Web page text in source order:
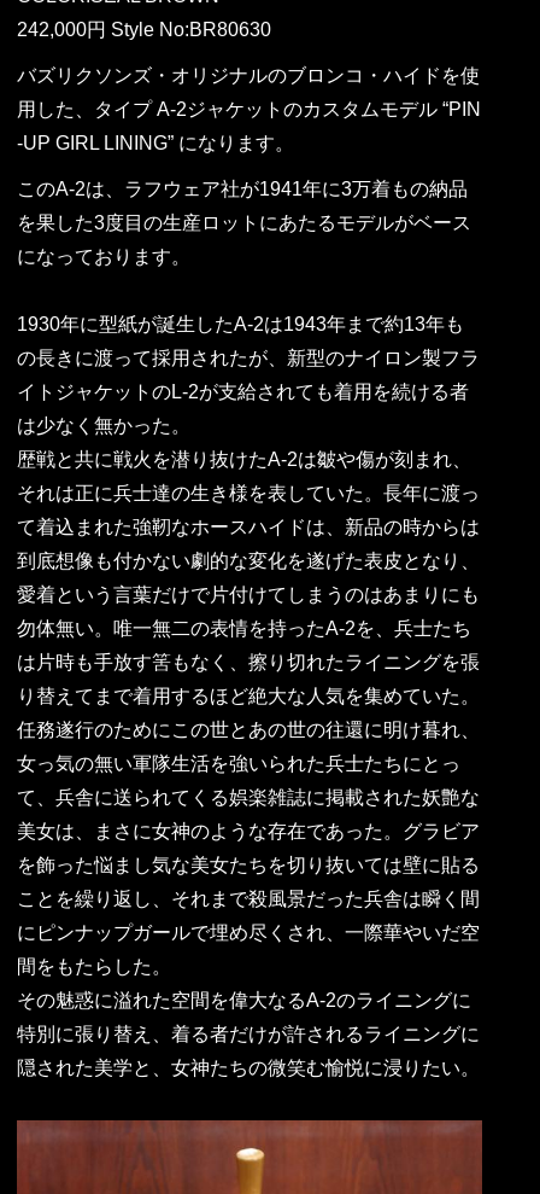
242,000円 Style No:BR80630
バズリクソンズ・オリジナルのブロンコ・ハイドを使
用した、タイプ A-2ジャケットのカスタムモデル “PIN
-UP GIRL LINING” になります。
このA-2は、ラフウェア社が1941年に3万着もの納品
を果した3度目の生産ロットにあたるモデルがベース
になっております。
1930年に型紙が誕生したA-2は1943年まで約13年も
の長きに渡って採用されたが、新型のナイロン製フラ
イトジャケットのL-2が支給されても着用を続ける者
は少なく無かった。
歴戦と共に戦火を潜り抜けたA-2は皺や傷が刻まれ、
それは正に兵士達の生き様を表していた。長年に渡っ
て着込まれた強靭なホースハイドは、新品の時からは
到底想像も付かない劇的な変化を遂げた表皮となり、
愛着という言葉だけで片付けてしまうのはあまりにも
勿体無い。唯一無二の表情を持ったA-2を、兵士たち
は片時も手放す筈もなく、擦り切れたライニングを張
り替えてまで着用するほど絶大な人気を集めていた。
任務遂行のためにこの世とあの世の往還に明け暮れ、
女っ気の無い軍隊生活を強いられた兵士たちにとっ
て、兵舎に送られてくる娯楽雑誌に掲載された妖艶な
美女は、まさに女神のような存在であった。グラビア
を飾った悩まし気な美女たちを切り抜いては壁に貼る
ことを繰り返し、それまで殺風景だった兵舎は瞬く間
にピンナップガールで埋め尽くされ、一際華やいだ空
間をもたらした。
その魅惑に溢れた空間を偉大なるA-2のライニングに
特別に張り替え、着る者だけが許されるライニングに
隠された美学と、女神たちの微笑む愉悦に浸りたい。